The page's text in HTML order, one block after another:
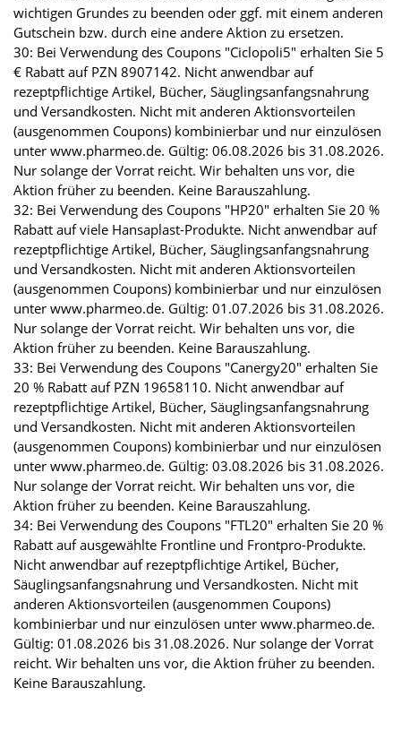
wichtigen Grundes zu beenden oder ggf. mit einem anderen
Gutschein bzw. durch eine andere Aktion zu ersetzen.
30: Bei Verwendung des Coupons "Ciclopoli5" erhalten Sie 5
€ Rabatt auf PZN 8907142. Nicht anwendbar auf
rezeptpflichtige Artikel, Bücher, Säuglingsanfangsnahrung
und Versandkosten. Nicht mit anderen Aktionsvorteilen
(ausgenommen Coupons) kombinierbar und nur einzulösen
unter www.pharmeo.de. Gültig: 06.08.2026 bis 31.08.2026.
Nur solange der Vorrat reicht. Wir behalten uns vor, die
Aktion früher zu beenden. Keine Barauszahlung.
32: Bei Verwendung des Coupons "HP20" erhalten Sie 20 %
Rabatt auf viele Hansaplast-Produkte. Nicht anwendbar auf
rezeptpflichtige Artikel, Bücher, Säuglingsanfangsnahrung
und Versandkosten. Nicht mit anderen Aktionsvorteilen
(ausgenommen Coupons) kombinierbar und nur einzulösen
unter www.pharmeo.de. Gültig: 01.07.2026 bis 31.08.2026.
Nur solange der Vorrat reicht. Wir behalten uns vor, die
Aktion früher zu beenden. Keine Barauszahlung.
33: Bei Verwendung des Coupons "Canergy20" erhalten Sie
20 % Rabatt auf PZN 19658110. Nicht anwendbar auf
rezeptpflichtige Artikel, Bücher, Säuglingsanfangsnahrung
und Versandkosten. Nicht mit anderen Aktionsvorteilen
(ausgenommen Coupons) kombinierbar und nur einzulösen
unter www.pharmeo.de. Gültig: 03.08.2026 bis 31.08.2026.
Nur solange der Vorrat reicht. Wir behalten uns vor, die
Aktion früher zu beenden. Keine Barauszahlung.
34: Bei Verwendung des Coupons "FTL20" erhalten Sie 20 %
Rabatt auf ausgewählte Frontline und Frontpro-Produkte.
Nicht anwendbar auf rezeptpflichtige Artikel, Bücher,
Säuglingsanfangsnahrung und Versandkosten. Nicht mit
anderen Aktionsvorteilen (ausgenommen Coupons)
kombinierbar und nur einzulösen unter www.pharmeo.de.
Gültig: 01.08.2026 bis 31.08.2026. Nur solange der Vorrat
reicht. Wir behalten uns vor, die Aktion früher zu beenden.
Keine Barauszahlung.